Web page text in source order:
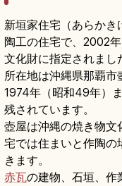
新垣家住宅（あらかき
陶工の住宅で、2002
文化財に指定されまし
所在地は沖縄県那覇
1974年（昭和49年）
残されています。
壺屋は沖縄の焼き物文
宅では住まいと作陶の
きます。
赤瓦の建物、石垣、作